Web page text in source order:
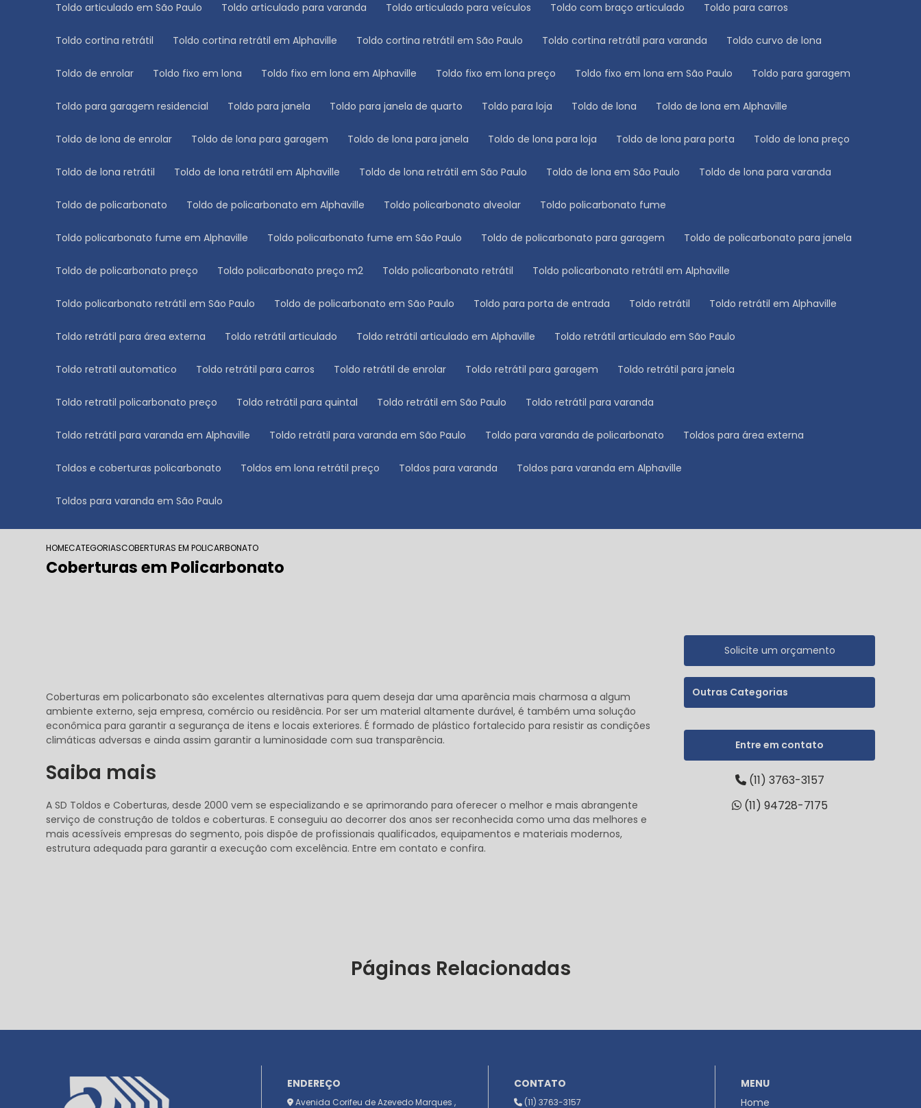
Toldo articulado em São Paulo Toldo articulado para varanda Toldo articulado para veículos Toldo com braço articulado Toldo para carros
Toldo cortina retrátil Toldo cortina retrátil em Alphaville Toldo cortina retrátil em São Paulo Toldo cortina retrátil para varanda Toldo curvo de lona
Toldo de enrolar Toldo fixo em lona Toldo fixo em lona em Alphaville Toldo fixo em lona preço Toldo fixo em lona em São Paulo Toldo para garagem
Toldo para garagem residencial Toldo para janela Toldo para janela de quarto Toldo para loja Toldo de lona Toldo de lona em Alphaville
Toldo de lona de enrolar Toldo de lona para garagem Toldo de lona para janela Toldo de lona para loja Toldo de lona para porta Toldo de lona preço
Toldo de lona retrátil Toldo de lona retrátil em Alphaville Toldo de lona retrátil em São Paulo Toldo de lona em São Paulo Toldo de lona para varanda
Toldo de policarbonato Toldo de policarbonato em Alphaville Toldo policarbonato alveolar Toldo policarbonato fume
Toldo policarbonato fume em Alphaville Toldo policarbonato fume em São Paulo Toldo de policarbonato para garagem Toldo de policarbonato para janela
Toldo de policarbonato preço Toldo policarbonato preço m2 Toldo policarbonato retrátil Toldo policarbonato retrátil em Alphaville
Toldo policarbonato retrátil em São Paulo Toldo de policarbonato em São Paulo Toldo para porta de entrada Toldo retrátil Toldo retrátil em Alphaville
Toldo retrátil para área externa Toldo retrátil articulado Toldo retrátil articulado em Alphaville Toldo retrátil articulado em São Paulo
Toldo retratil automatico Toldo retrátil para carros Toldo retrátil de enrolar Toldo retrátil para garagem Toldo retrátil para janela
Toldo retratil policarbonato preço Toldo retrátil para quintal Toldo retrátil em São Paulo Toldo retrátil para varanda
Toldo retrátil para varanda em Alphaville Toldo retrátil para varanda em São Paulo Toldo para varanda de policarbonato Toldos para área externa
Toldos e coberturas policarbonato Toldos em lona retrátil preço Toldos para varanda Toldos para varanda em Alphaville
Toldos para varanda em São Paulo
HOMECATEGORIASCOBERTURAS EM POLICARBONATO
Coberturas em Policarbonato
Coberturas em policarbonato são excelentes alternativas para quem deseja dar uma aparência mais charmosa a algum
ambiente externo, seja empresa, comércio ou residência. Por ser um material altamente durável, é também uma solução
econômica para garantir a segurança de itens e locais exteriores. É formado de plástico fortalecido para resistir as condições
climáticas adversas e ainda assim garantir a luminosidade com sua transparência.
Saiba mais
A SD Toldos e Coberturas, desde 2000 vem se especializando e se aprimorando para oferecer o melhor e mais abrangente
serviço de construção de toldos e coberturas. E conseguiu ao decorrer dos anos ser reconhecida como uma das melhores e
mais acessíveis empresas do segmento, pois dispõe de profissionais qualificados, equipamentos e materiais modernos,
estrutura adequada para garantir a execução com excelência. Entre em contato e confira.
Solicite um orçamento
Outras Categorias
Entre em contato
(11) 3763-3157
(11) 94728-7175
Páginas Relacionadas
ENDEREÇO
Avenida Corifeu de Azevedo Marques ,
CONTATO
(11) 3763-3157
MENU
Home